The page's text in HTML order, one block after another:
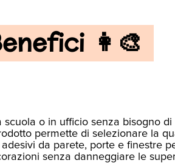
👩‍🎨
o in ufficio senza bisogno
permette di selezionare la
da parete, porte e finestre
senza danneggiare le